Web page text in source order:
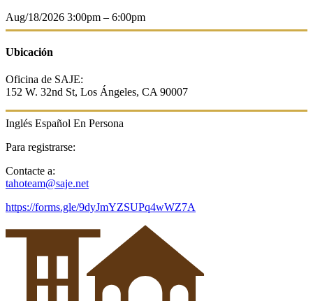
Aug/18/2026 3:00pm – 6:00pm
Ubicación
Oficina de SAJE:
152 W. 32nd St, Los Ángeles, CA 90007
Inglés Español En Persona
Para registrarse:
Contacte a:
tahoteam@saje.net
https://forms.gle/9dyJmYZSUPq4wWZ7A